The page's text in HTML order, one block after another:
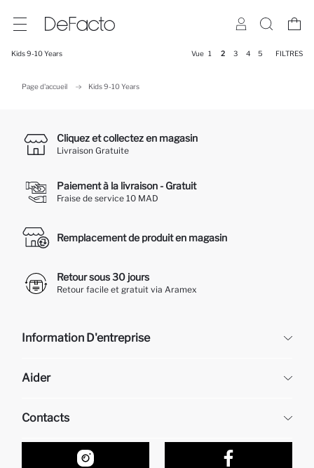
Kids 9-10 Years Vue 1 2 3 4 5 FILTRES
Page d'accueil Kids 9-10 Years
Cliquez et collectez en magasin
Livraison Gratuite
Paiement à la livraison - Gratuit
Fraise de service 10 MAD
Remplacement de produit en magasin
Retour sous 30 jours
Retour facile et gratuit via Aramex
Information D'entreprise
À propos de nous
Aider
Retour et changement
Suivi de la Commande
Comment acheter sur DeFacto ?
Contacts
Nos Magasins
Formulaire de contact